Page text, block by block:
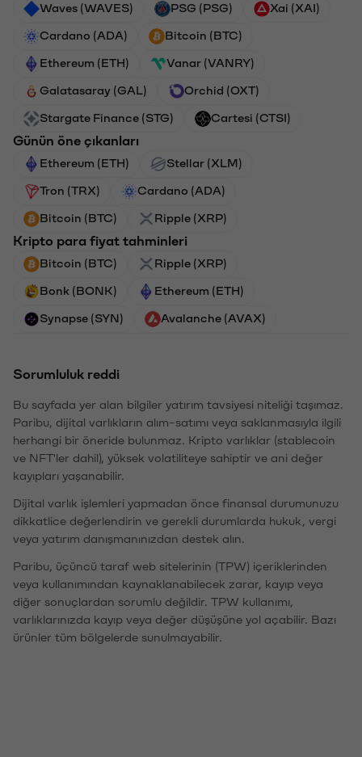
Waves (WAVES) PSG (PSG) Xai (XAI)
Cardano (ADA) Bitcoin (BTC)
Ethereum (ETH) Vanar (VANRY)
Galatasaray (GAL) Orchid (OXT)
Stargate Finance (STG) Cartesi (CTSI)
Günün öne çıkanları
Ethereum (ETH) Stellar (XLM)
Tron (TRX) Cardano (ADA)
Bitcoin (BTC) Ripple (XRP)
Kripto para fiyat tahminleri
Bitcoin (BTC) Ripple (XRP)
Bonk (BONK) Ethereum (ETH)
Synapse (SYN) Avalanche (AVAX)
Sorumluluk reddi
Bu sayfada yer alan bilgiler yatırım tavsiyesi niteliği taşımaz.
Paribu, dijital varlıkların alım-satımı veya saklanmasıyla ilgili
herhangi bir öneride bulunmaz. Kripto varlıklar (stablecoin
ve NFT'ler dahil), yüksek volatiliteye sahiptir ve ani değer
kayıpları yaşanabilir.
Dijital varlık işlemleri yapmadan önce finansal durumunuzu
dikkatlice değerlendirin ve gerekli durumlarda hukuk, vergi
veya yatırım danışmanınızdan destek alın.
Paribu, üçüncü taraf web sitelerinin (TPW) içeriklerinden
veya kullanımından kaynaklanabilecek zarar, kayıp veya
diğer sonuçlardan sorumlu değildir. TPW kullanımı,
varlıklarınızda kayıp veya değer düşüşüne yol açabilir. Bazı
ürünler tüm bölgelerde sunulmayabilir.